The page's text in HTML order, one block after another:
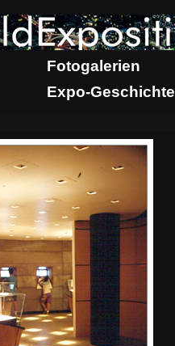
Fotogalerien
Expo-Geschichte